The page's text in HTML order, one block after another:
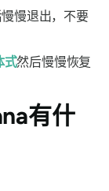
慢退出，不要
式然后慢慢恢复
有什